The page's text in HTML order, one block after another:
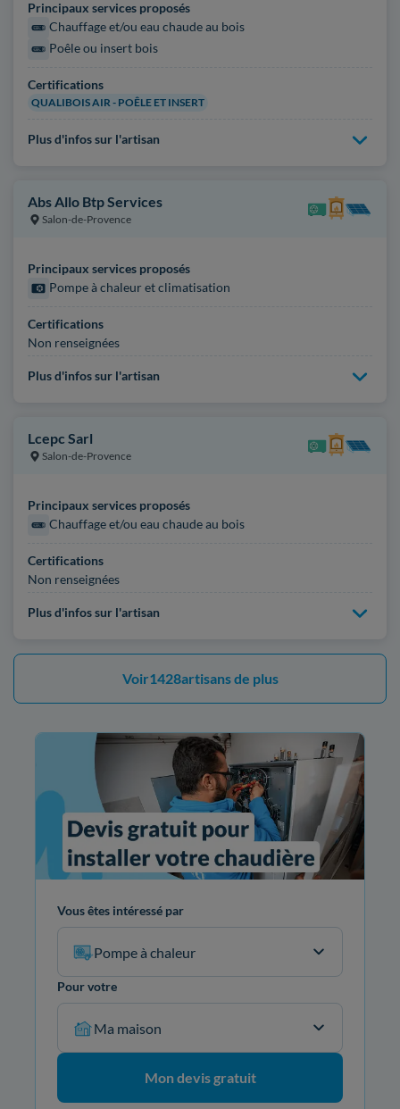
Principaux services proposés
Chauffage et/ou eau chaude au bois
Poêle ou insert bois
Certifications
QUALIBOIS AIR - POÊLE ET INSERT
Plus d'infos sur l'artisan
Abs Allo Btp Services
Salon-de-Provence
Principaux services proposés
Pompe à chaleur et climatisation
Certifications
Non renseignées
Plus d'infos sur l'artisan
Lcepc Sarl
Salon-de-Provence
Principaux services proposés
Chauffage et/ou eau chaude au bois
Certifications
Non renseignées
Plus d'infos sur l'artisan
Voir1428artisans de plus
Vous êtes intéressé par
Pompe à chaleur
Pour votre
Ma maison
Mon devis gratuit